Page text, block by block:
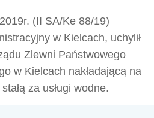
(II SA/Ke 88/19)
w Kielcach, uchylił
Zlewni Państwowego
w Kielcach nakładającą na
za usługi wodne.